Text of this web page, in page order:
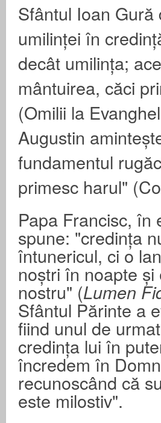
Sfântul Ioan
umilinței în
decât umilința;
mântuirea, căci
(Omilii la
Augustin
fundamentul
primesc harul"
Papa Francisc, în
spune: "credința
întunericul, ci o
noștri în noapte
nostru" (Lumen
Sfântul Părinte a
fiind unul de
credința lui în
încredem în
recunoscând că
este milostiv".